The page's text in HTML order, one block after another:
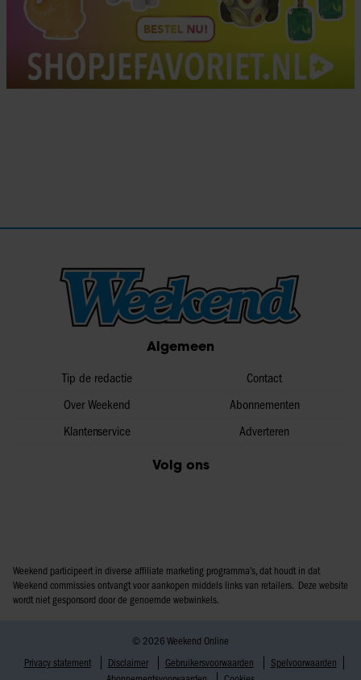
Algemeen
Tip de redactie
Over Weekend
Klantenservice
Contact
Abonnementen
Adverteren
Volg ons
Weekend participeert in diverse affiliate marketing programma’s, dat houdt in dat
Weekend commissies ontvangt voor aankopen middels links van retailers. Deze website
wordt niet gesponsord door de genoemde webwinkels.
© 2026 Weekend Online
Privacy statement
Disclaimer Gebruikersvoorwaarden
Spelvoorwaarden